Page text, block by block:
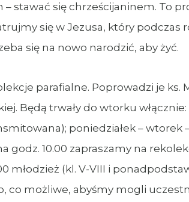
– stawać się chrześcijaninem. To
się w Jezusa, który podczas
się na nowo narodzić, aby żyć.
parafialne. Poprowadzi je ks.
Będą trwały do wtorku włącznie:
poniedziałek – wtorek –
godz. 10.00 zapraszamy na
młodzież (kl. V-VIII i
co możliwe, abyśmy mogli